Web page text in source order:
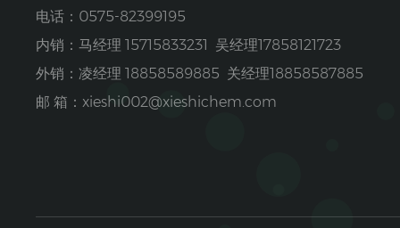
电话：0575-82399195
内销：马经理 15715833231 吴经理17858121723
外销：凌经理 18858589885 关经理18858587885
邮 箱：xieshi002@xieshichem.com